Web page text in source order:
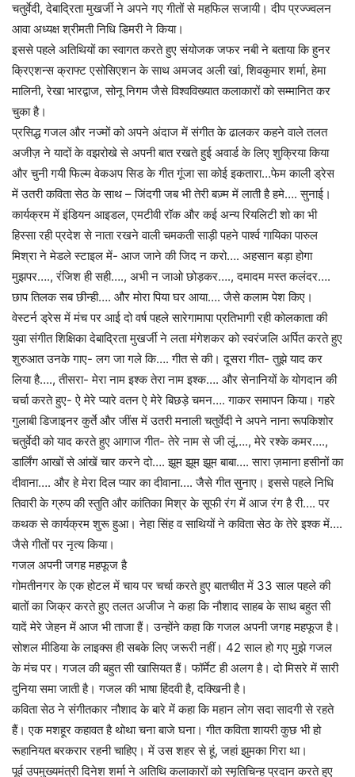
चतुर्वेदी, देबाद्रिता मुखर्जी ने अपने गए गीतों से महफिल सजायी। दीप प्रज्ज्वलन
आवा अध्यक्ष श्रीमती निधि डिमरी ने किया।
इससे पहले अतिथियों का स्वागत करते हुए संयोजक जफर नबी ने बताया कि हुनर
क्रिएशन्स क्राफ्ट एसोसिएशन के साथ अमजद अली खां, शिवकुमार शर्मा, हेमा
मालिनी, रेखा भारद्वाज, सोनू निगम जैसे विश्वविख्यात कलाकारों को सम्मानित कर
चुका है।
प्रसिद्ध गजल और नज्मों को अपने अंदाज में संगीत के ढालकर कहने वाले तलत
अजीज़ ने यादों के वझरोखे से अपनी बात रखते हुई अवार्ड के लिए शुक्रिया किया
और चुनी गयी फिल्म वेकअप सिड के गीत गूंजा सा कोई इकतारा…फेम काली ड्रेस
में उतरी कविता सेठ के साथ – जिंदगी जब भी तेरी बज़्म में लाती है हमे…. सुनाई।
कार्यक्रम में इंडियन आइडल, एमटीवी रॉक और कई अन्य रियलिटी शो का भी
हिस्सा रही प्रदेश से नाता रखने वाली चमकती साड़ी पहने पार्श्व गायिका पारुल
मिश्रा ने मेडले स्टाइल में- आज जाने की जिद न करो…. अहसान बड़ा होगा
मुझपर…., रंजिश ही सही…., अभी न जाओ छोड़कर…., दमादम मस्त कलंदर….
छाप तिलक सब छीन्ही…. और मोरा पिया घर आया…. जैसे कलाम पेश किए।
वेस्टर्न ड्रेस में मंच पर आई दो वर्ष पहले सारेगामापा प्रतिभागी रही कोलकाता की
युवा संगीत शिक्षिका देबाद्रिता मुखर्जी ने लता मंगेशकर को स्वरंजलि अर्पित करते हुए
शुरुआत उनके गाए- लग जा गले कि…. गीत से की। दूसरा गीत- तुझे याद कर
लिया है…., तीसरा- मेरा नाम इश्क तेरा नाम इश्क…. और सेनानियों के योगदान की
चर्चा करते हुए- ऐ मेरे प्यारे वतन ऐ मेरे बिछड़े चमन…. गाकर समापन किया। गहरे
गुलाबी डिजाइनर कुर्ते और जींस में उतरी मनाली चतुर्वेदी ने अपने नाना रूपकिशोर
चतुर्वेदी को याद करते हुए आगाज गीत- तेरे नाम से जी लूं…., मेरे रश्के कमर….,
डार्लिंग आखों से आंखें चार करने दो…. झूम झूम झूम बाबा…. सारा ज़माना हसीनों का
दीवाना…. और हे मेरा दिल प्यार का दीवाना…. जैसे गीत सुनाए। इससे पहले निधि
तिवारी के ग्रुप की स्तुति और कांतिका मिश्र के सूफी रंग में आज रंग है री…. पर
कथक से कार्यक्रम शुरू हुआ। नेहा सिंह व साथियों ने कविता सेठ के तेरे इश्क में….
जैसे गीतों पर नृत्य किया।
गजल अपनी जगह महफूज है
गोमतीनगर के एक होटल में चाय पर चर्चा करते हुए बातचीत में 33 साल पहले की
बातों का जिक्र करते हुए तलत अजीज ने कहा कि नौशाद साहब के साथ बहुत सी
यादें मेरे जेहन में आज भी ताजा हैं। उन्होंने कहा कि गजल अपनी जगह महफूज है।
सोशल मीडिया के लाइक्स ही सबके लिए जरूरी नहीं। 42 साल हो गए मुझे गजल
के मंच पर। गजल की बहुत सी खासियत हैं। फॉर्मेट ही अलग है। दो मिसरे में सारी
दुनिया समा जाती है। गजल की भाषा हिंदवी है, दक्खिनी है।
कविता सेठ ने संगीतकार नौशाद के बारे में कहा कि महान लोग सदा सादगी से रहते
हैं। एक मशहूर कहावत है थोथा चना बाजे घना। गीत कविता शायरी कुछ भी हो
रूहानियत बरकरार रहनी चाहिए। में उस शहर से हूं, जहां झुमका गिरा था।
पूर्व उपमुख्यमंत्री दिनेश शर्मा ने अतिथि कलाकारों को स्मृतिचिन्ह प्रदान करते हुए